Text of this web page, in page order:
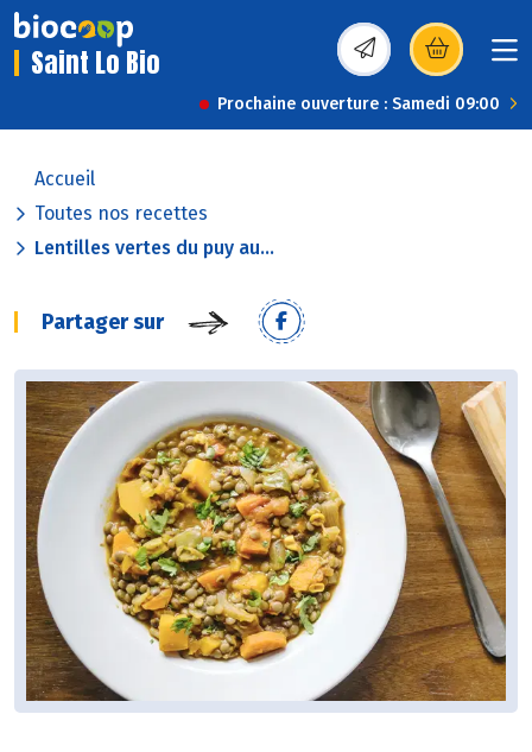
Saint Lo Bio (s’ouvre dans une
Prochaine ouverture : Samedi 09:00
Accueil
Toutes nos recettes
Lentilles vertes du puy au...
Partager sur